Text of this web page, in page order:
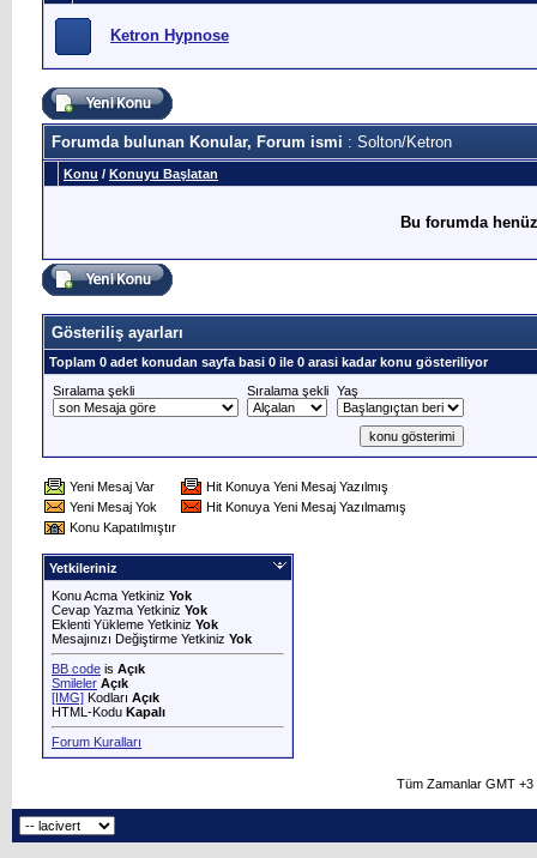
Ketron Hypnose
Forumda bulunan Konular, Forum ismi : Solton/Ketron
Konu / Konuyu Başlatan
Bu forumda
Gösteriliş ayarları
Toplam 0 adet konudan sayfa basi 0 ile 0 arasi kadar konu gösteriliyor
Sıralama şekli
Sıralama şekli Yaş
Yeni Mesaj Var
Hit Konuya Yeni Mesaj Yazılmış
Yeni Mesaj Yok
Hit Konuya Yeni Mesaj Yazılmamış
Konu Kapatılmıştır
Yetkileriniz
Konu Acma Yetkiniz Yok
Cevap Yazma Yetkiniz Yok
Eklenti Yükleme Yetkiniz Yok
Mesajınızı Değiştirme Yetkiniz Yok
BB code is Açık
Smileler Açık
[IMG] Kodları Açık
HTML-Kodu Kapalı
Forum Kuralları
Tüm Zamanlar GMT